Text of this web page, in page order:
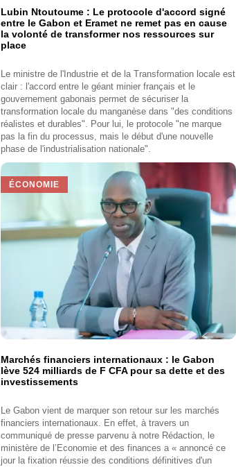
Lubin Ntoutoume : Le protocole d'accord signé
entre le Gabon et Eramet ne remet pas en cause
la volonté de transformer nos ressources sur
place
Le ministre de l'Industrie et de la Transformation locale est
clair : l'accord entre le géant minier français et le
gouvernement gabonais permet de sécuriser la
transformation locale du manganèse dans "des conditions
réalistes et durables". Pour lui, le protocole "ne marque
pas la fin du processus, mais le début d'une nouvelle
phase de l'industrialisation nationale".
ÉCONOMIE
Marchés financiers internationaux : le Gabon
lève 524 milliards de F CFA pour sa dette et des
investissements
Le Gabon vient de marquer son retour sur les marchés
financiers internationaux. En effet, à travers un
communiqué de presse parvenu à notre Rédaction, le
ministère de l’Economie et des finances a « annoncé ce
jour la fixation réussie des conditions définitives d'un